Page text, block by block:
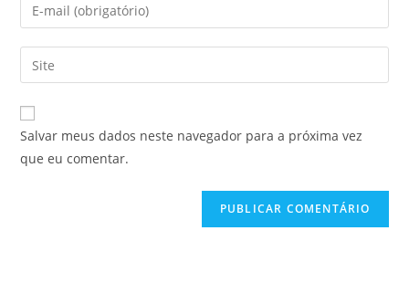
Salvar meus dados neste navegador para a próxima vez
que eu comentar.